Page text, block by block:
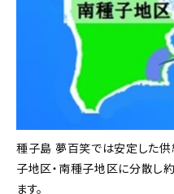
種子島 夢百笑では安定した供
子地区・南種子地区に分散し
ます。